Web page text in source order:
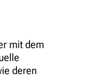
mit dem
deren